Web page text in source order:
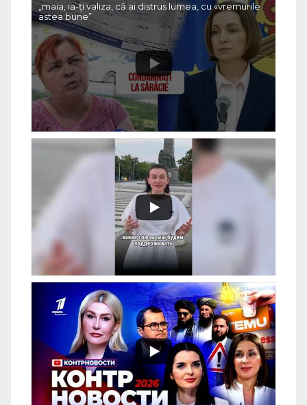
„maia, ia-ți valiza, că ai distrus lumea, cu «vremurile
astea bune”